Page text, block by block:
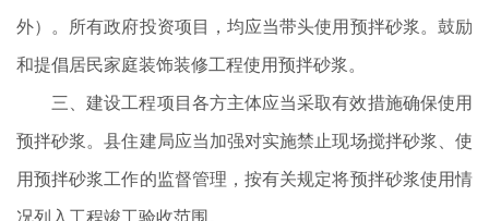
外）。所有政府投资项目，均应当带头使用预拌砂浆。鼓励
和提倡居民家庭装饰装修工程使用预拌砂浆。
三、建设工程项目各方主体应当采取有效措施确保使用
预拌砂浆。县住建局应当加强对实施禁止现场搅拌砂浆、使
用预拌砂浆工作的监督管理，按有关规定将预拌砂浆使用情
况列入工程竣工验收范围。